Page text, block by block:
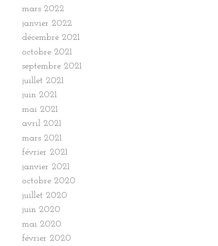
mars 2022
janvier 2022
décembre 2021
octobre 2021
septembre 2021
juillet 2021
juin 2021
mai 2021
avril 2021
mars 2021
février 2021
janvier 2021
octobre 2020
juillet 2020
juin 2020
mai 2020
février 2020